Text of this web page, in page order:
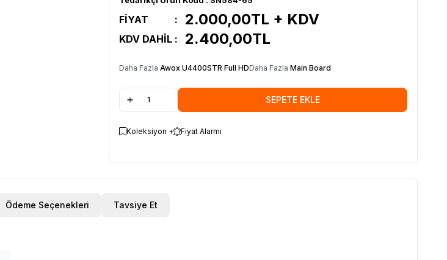
FİYAT : 2.000,00TL + KDV
KDV DAHİL : 2.400,00TL
Daha Fazla Awox U4400STR Full HDDaha Fazla Main Board
SEPETE EKLE
Koleksiyon + Fiyat Alarmı
Ödeme Seçenekleri Tavsiye Et